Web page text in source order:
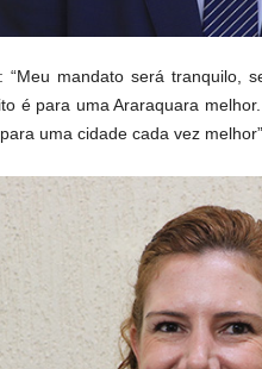
“Meu mandato será tranquilo,
é para uma Araraquara
uma cidade cada vez melhor”